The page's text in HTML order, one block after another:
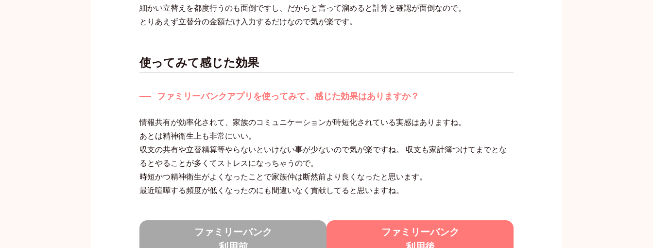
細かい立替えを都度行うのも面倒ですし、だからと言って溜めると計算と確認が面倒なので。
とりあえず立替分の金額だけ入力するだけなので気が楽です。
使ってみて感じた効果
ファミリーバンクアプリを使ってみて、感じた効果はありますか？
情報共有が効率化されて、家族のコミュニケーションが時短化されている実感はありますね。
あとは精神衛生上も非常にいい。
収支の共有や立替精算等やらないといけない事が少ないので気が楽ですね。 収支も家計簿つけてまでとな
るとやることが多くてストレスになっちゃうので。
時短かつ精神衛生がよくなったことで家族仲は断然前より良くなったと思います。
最近喧嘩する頻度が低くなったのにも間違いなく貢献してると思いますね。
ファミリーバンク
ファミリーバンク